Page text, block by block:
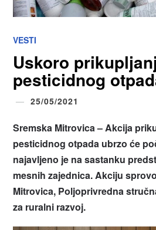
VESTI
Uskoro
pesticidnog
25/05/2021
Sremska Mitrovica – Akcija
pesticidnog otpada ubrzo će
najavljeno je na sastanku
mesnih zajednica. Akciju
Mitrovica, Poljoprivredna
za ruralni razvoj.